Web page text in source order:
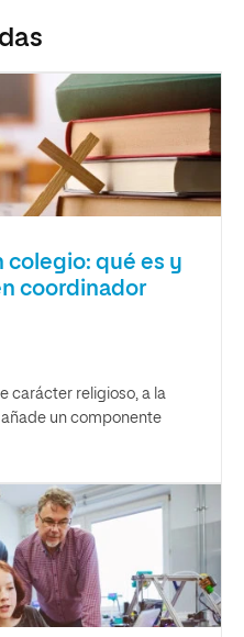
colegio: qué es y
coordinador
carácter religioso, a la
un componente